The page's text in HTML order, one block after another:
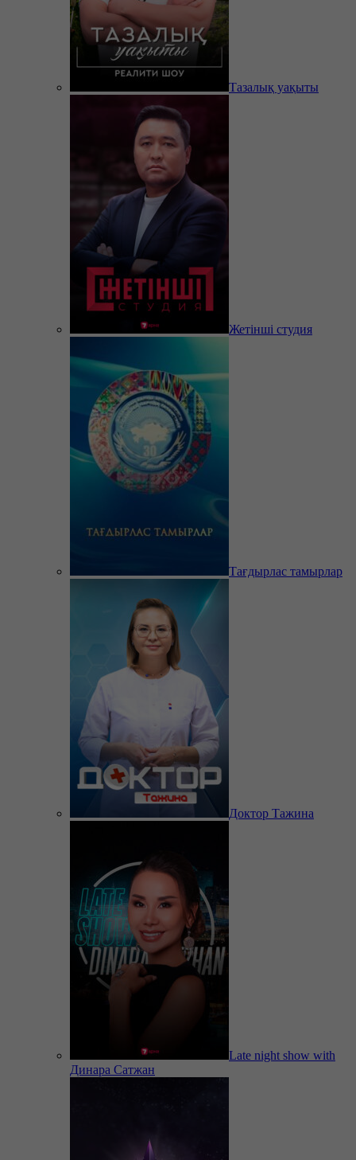
Тазалық уақыты
Жетінші студия
Тағдырлас тамырлар
Доктор Тажина
Late night show with
Динара Сатжан